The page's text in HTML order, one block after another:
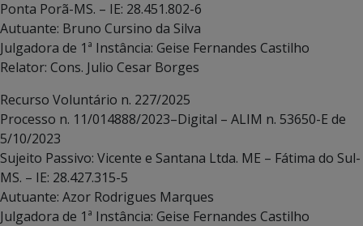
Ponta Porã-MS. – IE: 28.451.802-6
Autuante: Bruno Cursino da Silva
Julgadora de 1ª Instância: Geise Fernandes Castilho
Relator: Cons. Julio Cesar Borges
Recurso Voluntário n. 227/2025
Processo n. 11/014888/2023–Digital – ALIM n. 53650-E de
5/10/2023
Sujeito Passivo: Vicente e Santana Ltda. ME – Fátima do Sul-
MS. – IE: 28.427.315-5
Autuante: Azor Rodrigues Marques
Julgadora de 1ª Instância: Geise Fernandes Castilho